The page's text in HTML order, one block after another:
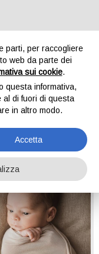
parti, per raccogliere
web da parte dei
sui cookie.
questa informativa,
di fuori di questa
in altro modo.
Accetta